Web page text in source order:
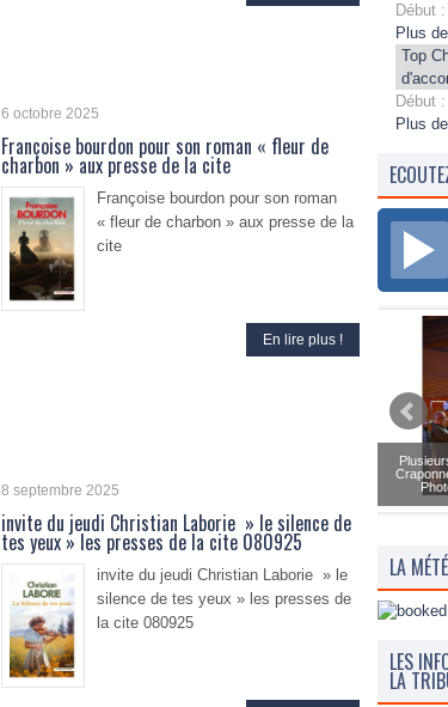
6 octobre 2025
Françoise bourdon pour son roman « fleur de
charbon » aux presse de la cite
Françoise bourdon pour son roman
« fleur de charbon » aux presse de la
cite
En lire plus !
8 septembre 2025
invite du jeudi Christian Laborie » le silence de
tes yeux » les presses de la cite 080925
invite du jeudi Christian Laborie » le
silence de tes yeux » les presses de
la cite 080925
Début :
Plus
Top
Début :
Plus
LA
LES
LA